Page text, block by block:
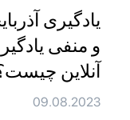
یادگیری
و منفی
آنلاین
09.08.2023